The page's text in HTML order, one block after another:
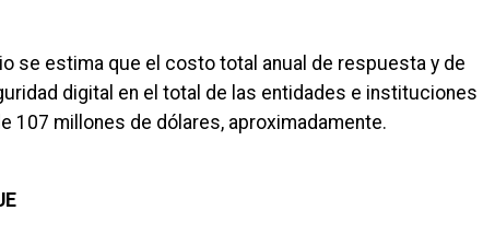
se estima que el costo total anual de respuesta y de
digital en el total de las entidades e instituciones
107 millones de dólares, aproximadamente.